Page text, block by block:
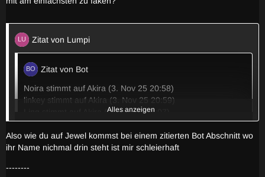
Zitat von Lumpi
Zitat von Bot
Noira stimmt auf Akira (3. Nov 25 20:58)
linkey stimmt auf Akira (3. Nov 25 20:59)
Ling stimmt auf Akira (3. Nov 25 21:07)
Leon stimmt auf Akira (3. Nov 25 21:18)
Leon stimmt auf Arne Nym (3. Nov 25 21:32)
Leon stimmt auf Funo (3. Nov 25 21:33)
Ling stimmt auf Funo (3. Nov 25 21:38)
Alles anzeigen
Alles anzeigen
Also wie du auf Jewel kommst bei einem zitierten Bot Abschnitt wo
ihr Name nichmal drin steht ist mir schleierhaft
--------